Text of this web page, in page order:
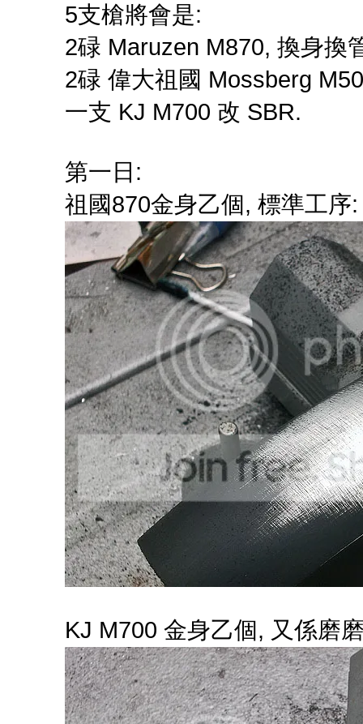
5支槍將會是:
2碌 Maruzen M870, 換身換
2碌 偉大祖國 Mossberg
一支 KJ M700 改 SBR.
第一日:
祖國870金身乙個, 標準工序
KJ M700 金身乙個, 又係磨